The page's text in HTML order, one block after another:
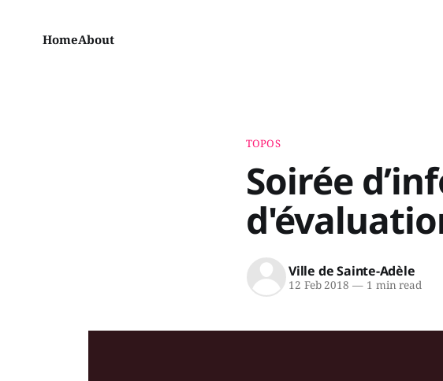
HomeAbout
TOPOS
Soirée
Ville de Sainte-Adèle
12 Feb 2018 —1 min read